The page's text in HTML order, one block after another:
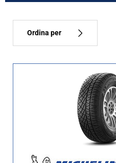
Ordina per
Tutti i tipi (27)
Inverno (2)
Estate (10)
Quattro stagioni (15)